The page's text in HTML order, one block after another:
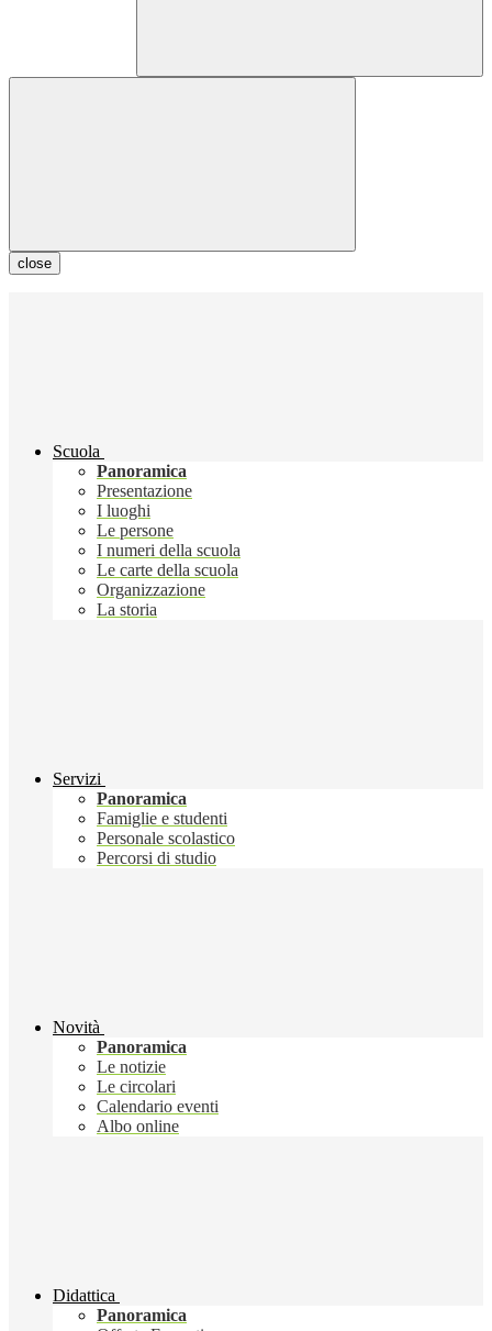
close
Scuola
Panoramica
Presentazione
I luoghi
Le persone
I numeri della scuola
Le carte della scuola
Organizzazione
La storia
Servizi
Panoramica
Famiglie e studenti
Personale scolastico
Percorsi di studio
Novità
Panoramica
Le notizie
Le circolari
Calendario eventi
Albo online
Didattica
Panoramica